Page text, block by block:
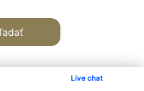
Live chat